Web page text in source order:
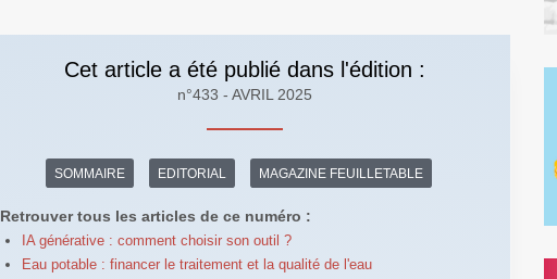
Cet article a été publié dans l'édition :
n°433 - AVRIL 2025
SOMMAIRE EDITORIAL MAGAZINE FEUILLETABLE
Retrouver tous les articles de ce numéro :
IA générative : comment choisir son outil ?
Eau potable : financer le traitement et la qualité de l'eau